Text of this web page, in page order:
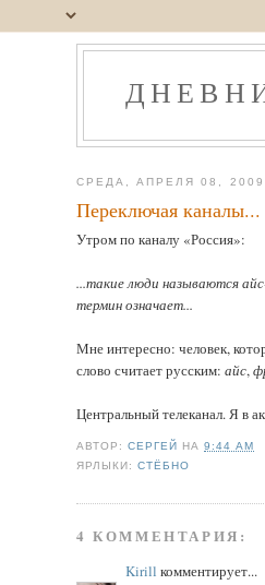
СРЕДА, АПРЕЛЯ 08, 2009
Переключая каналы...
Утром по каналу «Россия»:
...такие люди называются
термин означает...
Мне интересно: человек,
слово считает русским: айс,
Центральный телеканал. Я в
АВТОР:СЕРГЕЙ НА9:44 AM
ЯРЛЫКИ:СТЁБНО
4 КОММЕНТАРИЯ:
Kirill комментирует...